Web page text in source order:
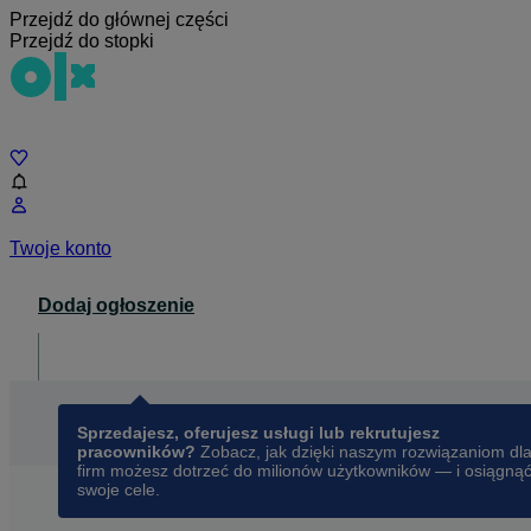
Przejdź do głównej części
Przejdź do stopki
Twoje konto
Dodaj ogłoszenie
Sprzedajesz, oferujesz usługi lub rekrutujesz
pracowników? Zobacz, jak dzięki naszym rozwiązaniom dla
firm możesz dotrzeć do milionów użytkowników — i osiągnąć
swoje cele.